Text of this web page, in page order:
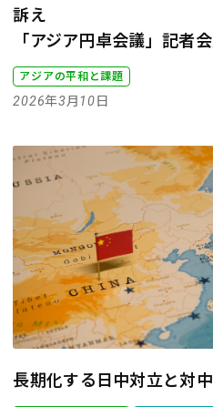
訴え
「アジア円卓会議」記者
アジアの平和と課題
2026年3月10日
長期化する日中対立と対